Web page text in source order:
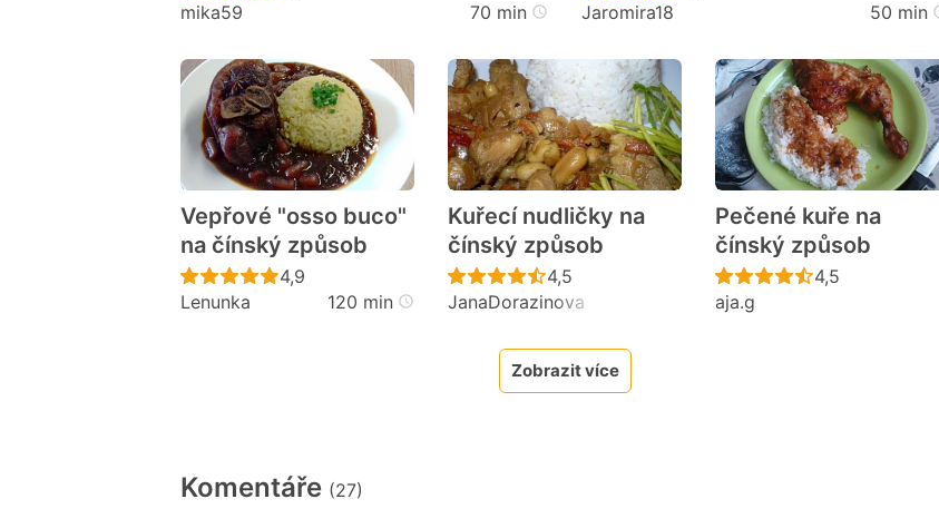
mika59
70 min
Jaromira18
50 min
Vepřové "osso buco"
na čínský způsob
Recept ještě nebyl hodnocen
4,9
Lenunka
120 min
Kuřecí nudličky na
čínský způsob
Recept ještě nebyl hodnocen
4,5
JanaDorazinova
Pečené kuře na
čínský způsob
Recept ještě
4,5
aja.g
Zobrazit více
Komentáře (27)